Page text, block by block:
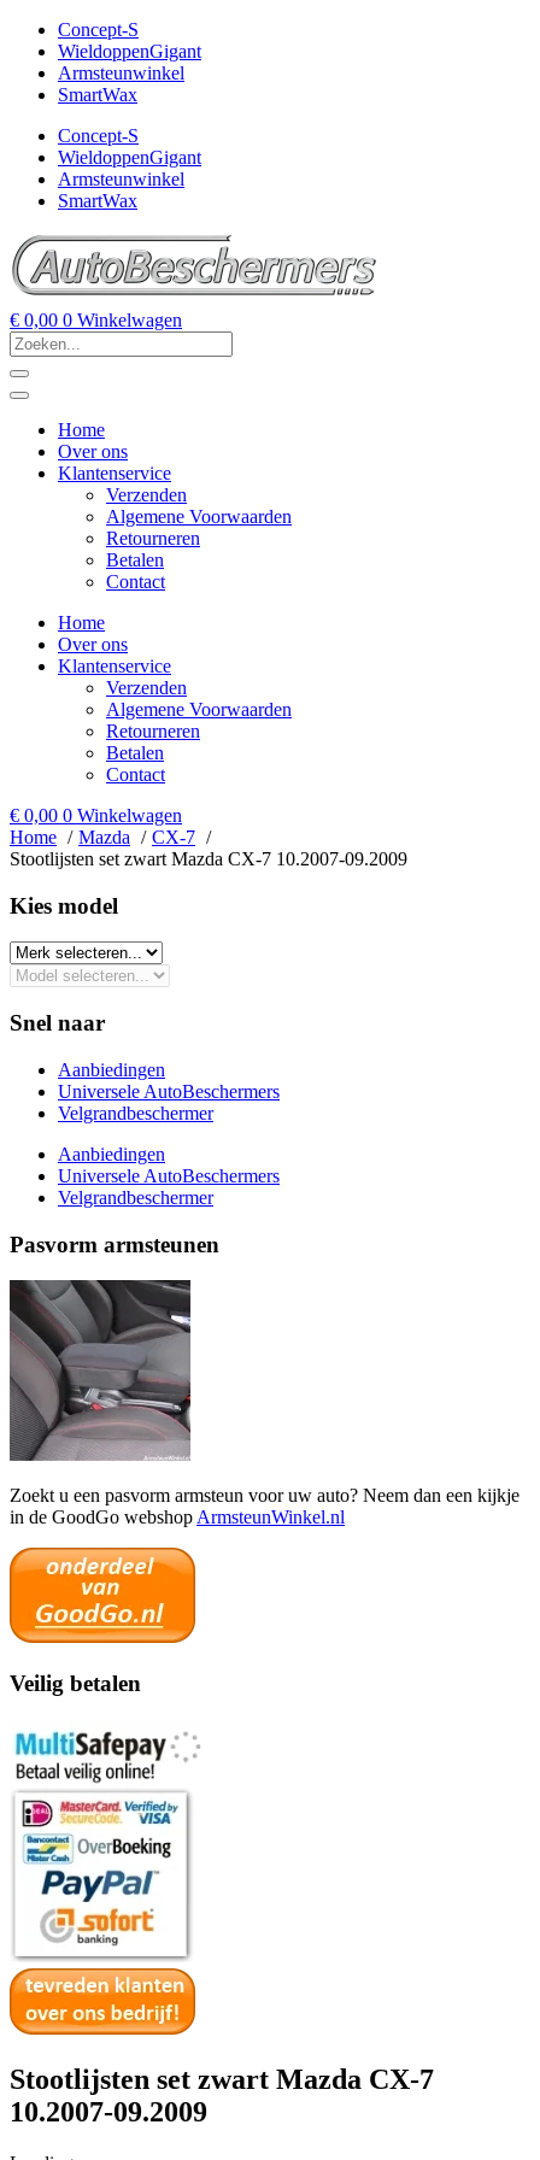
Concept-S
WieldoppenGigant
Armsteunwinkel
SmartWax
Concept-S
WieldoppenGigant
Armsteunwinkel
SmartWax
€ 0,00 0 Winkelwagen
Home
Over ons
Klantenservice
Verzenden
Algemene Voorwaarden
Retourneren
Betalen
Contact
Home
Over ons
Klantenservice
Verzenden
Algemene Voorwaarden
Retourneren
Betalen
Contact
€ 0,00 0 Winkelwagen
Home
Mazda
CX-7
Stootlijsten set zwart Mazda CX-7 10.2007-09.2009
Kies model​
Snel naar
Aanbiedingen
Universele AutoBeschermers
Velgrandbeschermer
Aanbiedingen
Universele AutoBeschermers
Velgrandbeschermer
Pasvorm armsteunen
Zoekt u een pasvorm armsteun voor uw auto? Neem dan een kijkje
in de GoodGo webshop ArmsteunWinkel.nl
Veilig betalen
Stootlijsten set zwart Mazda CX-7
10.2007-09.2009